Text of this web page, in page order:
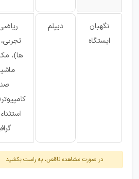
نگهبان
ایستگاه
دیپلم
ها)،
در صورت مشاهده ناقص، به راست بکشید